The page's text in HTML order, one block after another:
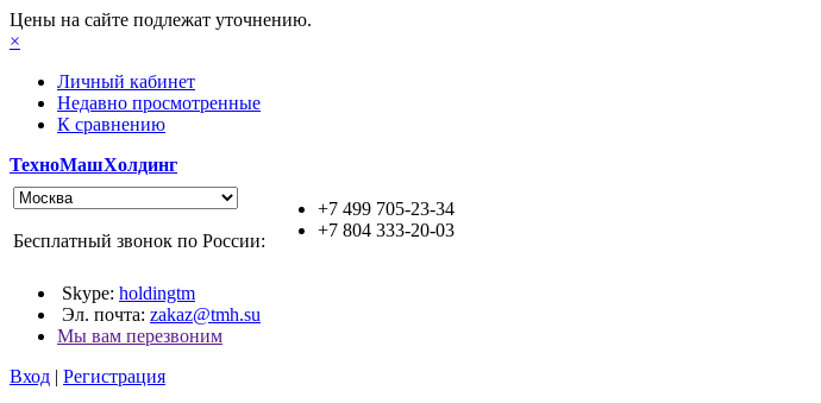
Цены на сайте подлежат уточнению.
×
Личный кабинет
Недавно просмотренные
К сравнению
ТехноМашХолдинг
+7 499 705-23-34
+7 804 333-20-03
Бесплатный звонок по России:
Skype: holdingtm
Эл. почта: zakaz@tmh.su
Мы вам перезвоним
Вход | Регистрация